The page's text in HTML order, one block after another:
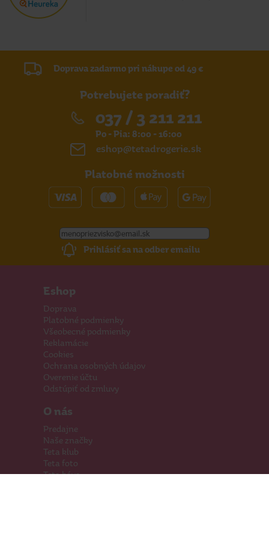
Doprava zadarmo pri nákupe od 49 €
Potrebujete poradiť?
037 / 3 211 211
Po - Pia: 8:00 - 16:00
eshop@tetadrogerie.sk
Platobné možnosti
Prihlásiť sa na odber emailu
Eshop
Doprava
Platobné podmienky
Všeobecné podmienky
Reklamácie
Cookies
Ochrana osobných údajov
Overenie účtu
Odstúpiť od zmluvy
O nás
Predajne
Naše značky
Teta klub
Teta foto
Teta káva